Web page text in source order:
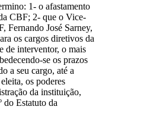
1- o afastamento
CBF; 2- que o Vice-
Fernando José Sarney,
os cargos diretivos da
de interventor, o mais
se os prazos
a seu cargo, até a
os poderes
da instituição,
do Estatuto da